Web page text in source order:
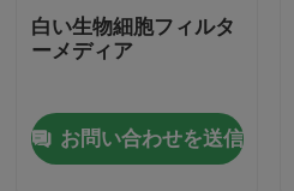
工場旅行
私達に連絡しなさい
白い生物細胞フィルタ
ーメディア
お問い合わせを送信